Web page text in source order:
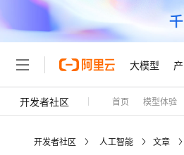
大模型
开发者社区 首页 模型体验
开发者社区 人工智能 文章
大模型
产品
解决方案
权益
定价
云市场
伙伴
服务
了解阿里云